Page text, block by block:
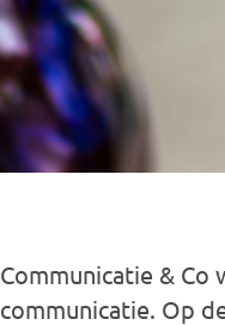
Communicatie &
communicatie. Op